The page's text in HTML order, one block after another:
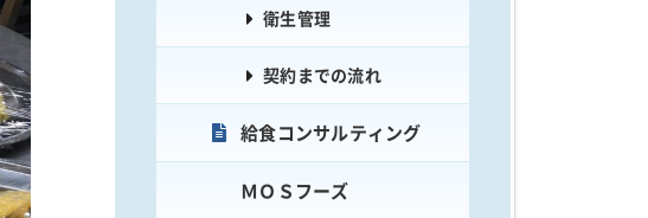
衛生管理
契約までの流れ
給食コンサルティング
ＭＯＳフーズ